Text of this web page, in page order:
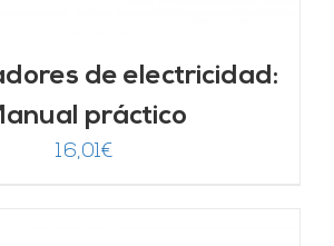
de electricidad:
práctico
16,01€